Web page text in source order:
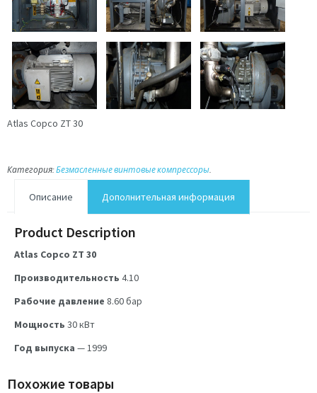
Atlas Copco ZT 30
Категория:Безмасленные винтовые компрессоры
Описание Дополнительная информация
Product Description
Atlas Copco ZT 30
Производительность 4.10
Рабочие давление 8.60бар
Мощность 30кВт
Год выпуска — 1999
Похожие товары